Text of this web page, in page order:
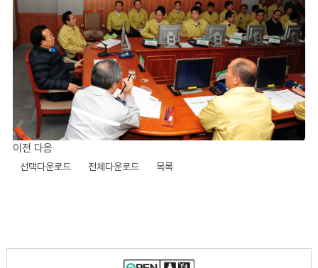
이전 다음
선택다운로드 전체다운로드 목록